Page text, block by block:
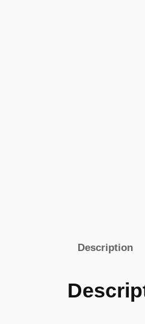
Description